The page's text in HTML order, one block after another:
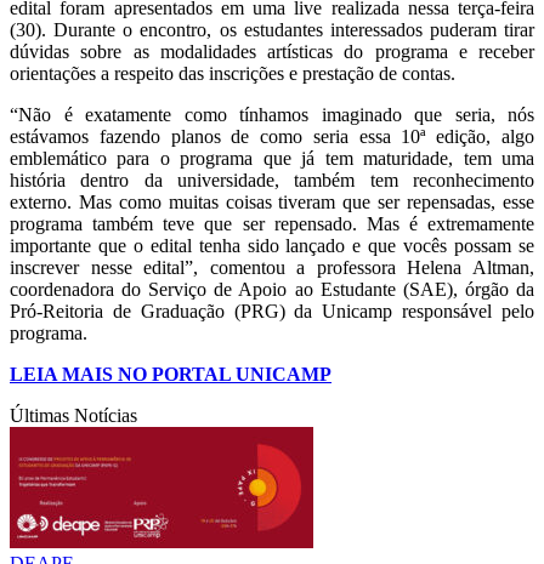
edital foram apresentados em uma live realizada nessa terça-feira
(30). Durante o encontro, os estudantes interessados puderam tirar
dúvidas sobre as modalidades artísticas do programa e receber
orientações a respeito das inscrições e prestação de contas.
“Não é exatamente como tínhamos imaginado que seria, nós
estávamos fazendo planos de como seria essa 10ª edição, algo
emblemático para o programa que já tem maturidade, tem uma
história dentro da universidade, também tem reconhecimento
externo. Mas como muitas coisas tiveram que ser repensadas, esse
programa também teve que ser repensado. Mas é extremamente
importante que o edital tenha sido lançado e que vocês possam se
inscrever nesse edital”, comentou a professora Helena Altman,
coordenadora do Serviço de Apoio ao Estudante (SAE), órgão da
Pró-Reitoria de Graduação (PRG) da Unicamp responsável pelo
programa.
LEIA MAIS NO PORTAL UNICAMP
Últimas Notícias